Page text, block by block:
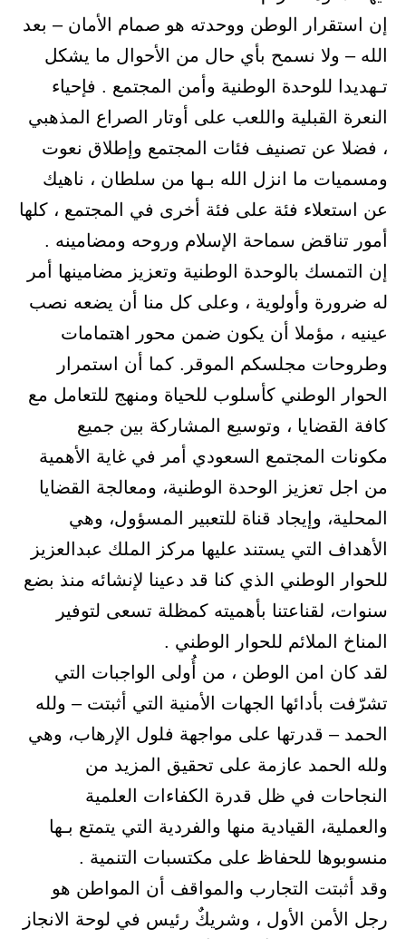
إن استقرار الوطن ووحدته هو صمام الأمان – بعد
الله – ولا نسمح بأي حال من الأحوال ما يشكل
تـهديدا للوحدة الوطنية وأمن المجتمع . فإحياء
النعرة القبلية واللعب على أوتار الصراع المذهبي
، فضلا عن تصنيف فئات المجتمع وإطلاق نعوت
ومسميات ما انزل الله بـها من سلطان ، ناهيك
عن استعلاء فئة على فئة أخرى في المجتمع ، كلها
أمور تناقض سماحة الإسلام وروحه ومضامينه .
إن التمسك بالوحدة الوطنية وتعزيز مضامينها أمر
له ضرورة وأولوية ، وعلى كل منا أن يضعه نصب
عينيه ، مؤملا أن يكون ضمن محور اهتمامات
وطروحات مجلسكم الموقر. كما أن استمرار
الحوار الوطني كأسلوب للحياة ومنهج للتعامل مع
كافة القضايا ، وتوسيع المشاركة بين جميع
مكونات المجتمع السعودي أمر في غاية الأهمية
من اجل تعزيز الوحدة الوطنية، ومعالجة القضايا
المحلية، وإيجاد قناة للتعبير المسؤول، وهي
الأهداف التي يستند عليها مركز الملك عبدالعزيز
للحوار الوطني الذي كنا قد دعينا لإنشائه منذ بضع
سنوات، لقناعتنا بأهميته كمظلة تسعى لتوفير
المناخ الملائم للحوار الوطني .
لقد كان امن الوطن ، من أُولى الواجبات التي
تشرّفت بأدائها الجهات الأمنية التي أثبتت – ولله
الحمد – قدرتها على مواجهة فلول الإرهاب، وهي
ولله الحمد عازمة على تحقيق المزيد من
النجاحات في ظل قدرة الكفاءات العلمية
والعملية، القيادية منها والفردية التي يتمتع بـها
منسوبوها للحفاظ على مكتسبات التنمية .
وقد أثبتت التجارب والمواقف أن المواطن هو
رجل الأمن الأول ، وشريكٌ رئيس في لوحة الانجاز